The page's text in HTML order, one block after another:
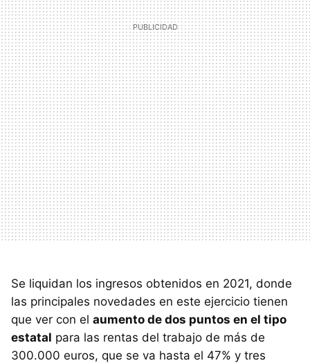
Se liquidan los ingresos obtenidos en 2021, donde
las principales novedades en este ejercicio tienen
que ver con el aumento de dos puntos en el tipo
estatal para las rentas del trabajo de más de
300.000 euros, que se va hasta el 47% y tres